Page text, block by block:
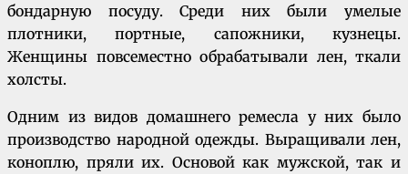
бондарную посуду. Среди них были умелые
плотники, порт­ные, сапожники, кузнецы.
Женщины повсеместно обрабатывали лен, ткали
холсты.
Одним из видов домашнего ремесла у них было
производство народной одежды. Выращивали лен,
коноплю, пряли их. Основой как мужской, так и